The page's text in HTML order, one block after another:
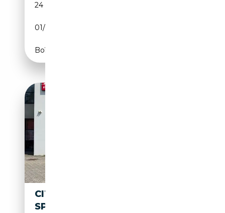
24 796 km
01/2025
Boîte automatique
CITROEN SPACETOURER
SPACETOURER BLUEHDI 120